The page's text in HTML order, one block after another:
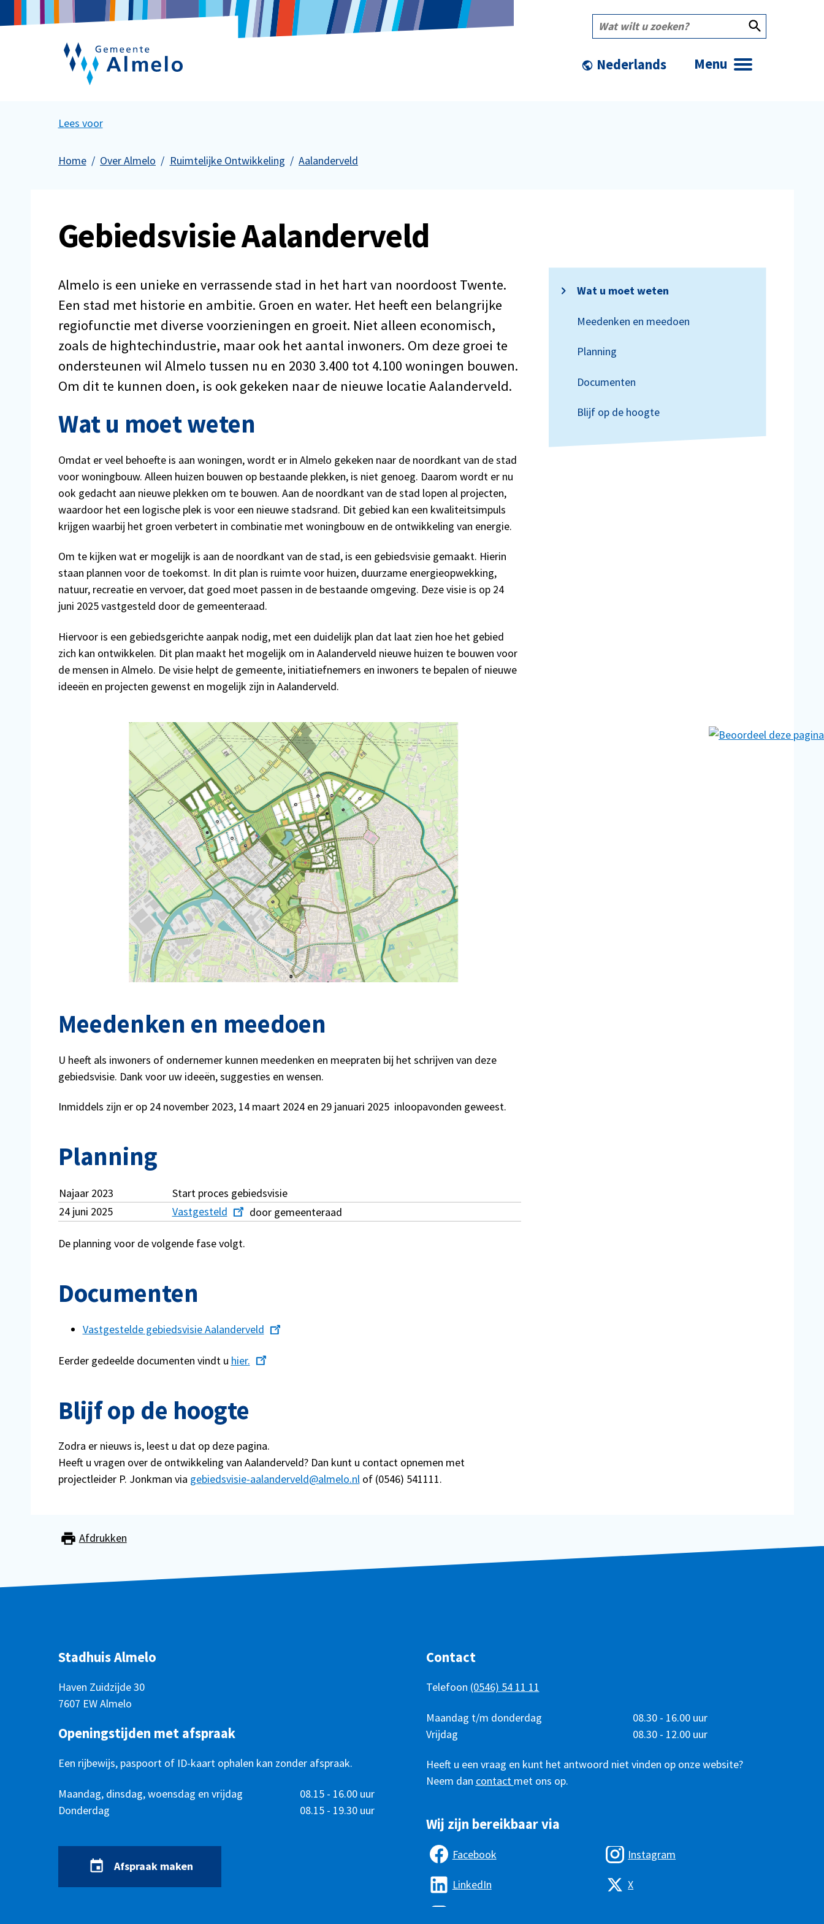
Menu
Wat
wilt
zoeken?
Lees voor
Home Over Almelo Ruimtelijke Ontwikkeling Aalanderveld
Gebiedsvisie Aalanderveld
Wat u moet weten
Meedenken en meedoen
Planning
Documenten
Blijf op de hoogte
Almelo is een unieke en verrassende stad in het hart van noordoost Twente.
Een stad met historie en ambitie. Groen en water. Het heeft een belangrijke
regiofunctie met diverse voorzieningen en groeit. Niet alleen economisch,
zoals de hightechindustrie, maar ook het aantal inwoners. Om deze groei te
ondersteunen wil Almelo tussen nu en 2030 3.400 tot 4.100 woningen bouwen.
Om dit te kunnen doen, is ook gekeken naar de nieuwe locatie Aalanderveld.
Wat u moet weten
Omdat er veel behoefte is aan woningen, wordt er in Almelo gekeken naar de noordkant van de stad
voor woningbouw. Alleen huizen bouwen op bestaande plekken, is niet genoeg. Daarom wordt er nu
ook gedacht aan nieuwe plekken om te bouwen. Aan de noordkant van de stad lopen al projecten,
waardoor het een logische plek is voor een nieuwe stadsrand. Dit gebied kan een kwaliteitsimpuls
krijgen waarbij het groen verbetert in combinatie met woningbouw en de ontwikkeling van energie.
Om te kijken wat er mogelijk is aan de noordkant van de stad, is een gebiedsvisie gemaakt. Hierin
staan plannen voor de toekomst. In dit plan is ruimte voor huizen, duurzame energieopwekking,
natuur, recreatie en vervoer, dat goed moet passen in de bestaande omgeving. Deze visie is op 24
juni 2025 vastgesteld door de gemeenteraad.
Hiervoor is een gebiedsgerichte aanpak nodig, met een duidelijk plan dat laat zien hoe het gebied
zich kan ontwikkelen. Dit plan maakt het mogelijk om in Aalanderveld nieuwe huizen te bouwen voor
de mensen in Almelo. De visie helpt de gemeente, initiatiefnemers en inwoners te bepalen of nieuwe
ideeën en projecten gewenst en mogelijk zijn in Aalanderveld.
Meedenken en meedoen
U heeft als inwoners of ondernemer kunnen meedenken en meepraten bij het schrijven van deze
gebiedsvisie. Dank voor uw ideeën, suggesties en wensen.
Inmiddels zijn er op 24 november 2023, 14 maart 2024 en 29 januari 2025 inloopavonden geweest.
Planning
Najaar 2023
Start proces gebiedsvisie
24 juni 2025
Vastgesteld door gemeenteraad
De planning voor de volgende fase volgt.
Documenten
Vastgestelde gebiedsvisie Aalanderveld
Eerder gedeelde documenten vindt u hier.
Blijf op de hoogte
Zodra er nieuws is, leest u dat op deze pagina.
Heeft u vragen over de ontwikkeling van Aalanderveld? Dan kunt u contact opnemen met
projectleider P. Jonkman via gebiedsvisie-aalanderveld@almelo.nlof (0546) 541111.
Afdrukken
Stadhuis Almelo
Haven Zuidzijde 30
7607 EW Almelo
Openingstijden met afspraak
Een rijbewijs, paspoort of ID-kaart ophalen kan zonder afspraak.
Openingstijden
DagTijd
Maandag, dinsdag, woensdag en vrijdag
08.15 - 16.00 uur
Donderdag
08.15 - 19.30 uur
Afspraak maken
Contact
Telefoon (0546) 54 11 11
Telefonisch
bereikbaar
DagTijd
Maandag t/m donderdag
08.30 - 16.00 uur
Vrijdag
08.30 - 12.00 uur
Heeft u een vraag en kunt het antwoord niet vinden op onze website?
Neem dan contact met ons op.
Wij zijn bereikbaar via
Facebook
LinkedIn
Instagram
X